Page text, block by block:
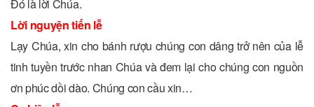
Ðó là lời Chúa.
Lời nguyện tiến lễ
Lạy Chúa, xin cho bánh rượu chúng con dâng trở nên của lễ
tinh tuyền trước nhan Chúa và đem lại cho chúng con nguồn
ơn phúc dồi dào. Chúng con cầu xin…